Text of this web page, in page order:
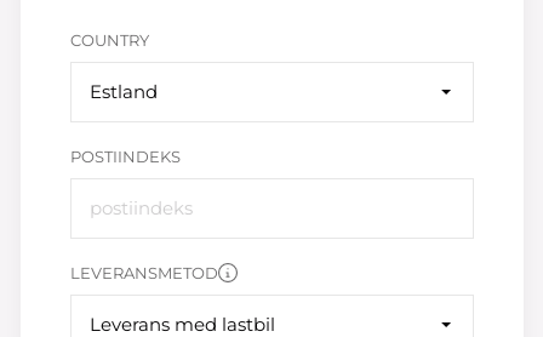
COUNTRY
Estland
POSTIINDEKS
LEVERANSMETOD
Leverans med lastbil